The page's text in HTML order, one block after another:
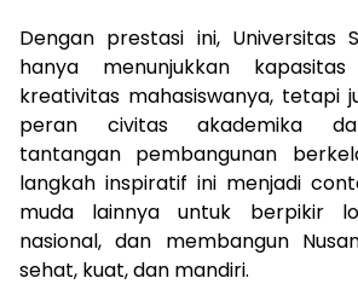
Dengan prestasi ini, Universitas
hanya menunjukkan
kreativitas mahasiswanya, tetapi
peran civitas akademika
tantangan pembangunan
langkah inspiratif ini menjadi
muda lainnya untuk berpikir
nasional, dan membangun
sehat, kuat, dan mandiri.